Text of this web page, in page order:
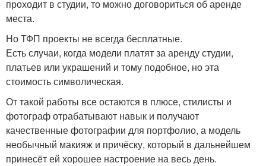
проходит в студии, то можно договориться об аренде
места.
Но ТФП проекты не всегда бесплатные.
Есть случаи, когда модели платят за аренду студии,
платьев или украшений и тому подобное, но эта
стоимость символическая.
От такой работы все остаются в плюсе, стилисты и
фотограф отрабатывают навык и получают
качественные фотографии для портфолио, а модель
необычный макияж и причёску, который в дальнейшем
принесёт ей хорошее настроение на весь день.